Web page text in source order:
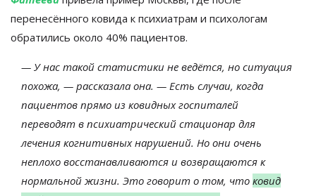
перенесённого ковида к психиатрам и психологам
обратились около 40% пациентов.
— У нас такой статистики не ведётся, но ситуация
похожа, — рассказала она. — Есть случаи, когда
пациентов прямо из ковидных госпиталей
переводят в психиатрический стационар для
лечения когнитивных нарушений. Но они очень
неплохо восстанавливаются и возвращаются к
нормальной жизни. Это говорит о том, что ковид